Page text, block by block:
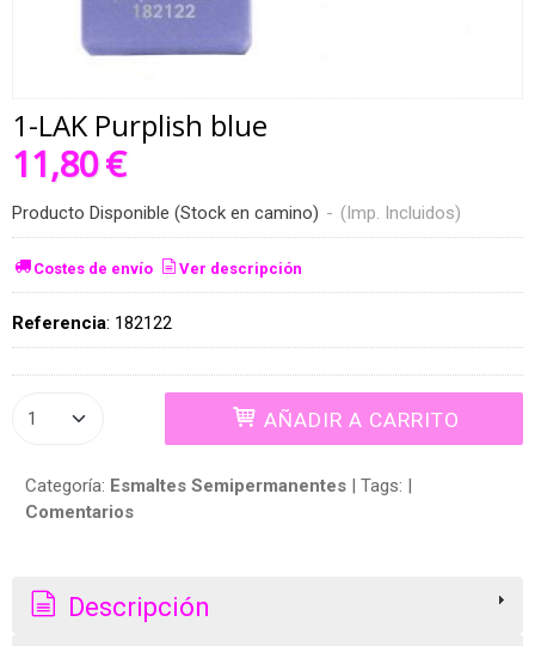
1-LAK Purplish blue
11,80 €
Producto Disponible (Stock en camino) - (Imp. Incluidos)
Costes de envío Ver descripción
Referencia: 182122
AÑADIR A CARRITO
Categoría: Esmaltes Semipermanentes | Tags: |
Comentarios
Descripción